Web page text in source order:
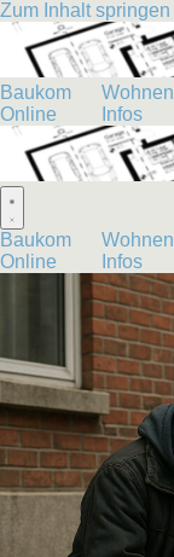
Zum Inhalt springen
Baukom
Online
Wohnen
Infos
Baukom
Online
Wohnen
Infos